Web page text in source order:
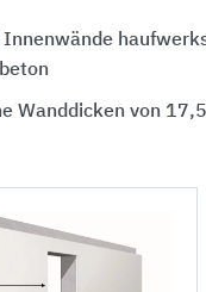
Wanddicken von